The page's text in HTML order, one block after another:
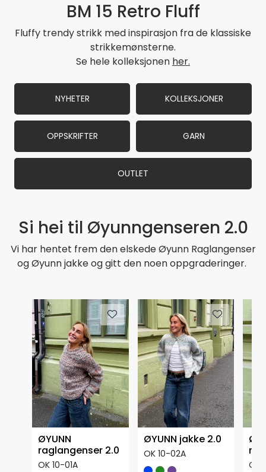
NYHETER KOLLEKSJONER
OPPSKRIFTER GARN
OUTLET
BM 15 Retro Fluff
Fluffy trendy strikk med inspirasjon fra de klassiske
strikkemønsterne.
Se hele kolleksjonen her.
ØYUNN
raglangenser 2.0
OK 10-01A
ØYUNN jakke 2.0
OK 10-02A
OK
Si hei til Øyunngenseren 2.0
Vi har hentet frem den elskede Øyunn Raglangenser
og Øyunn jakke og gitt den noen oppgraderinger.